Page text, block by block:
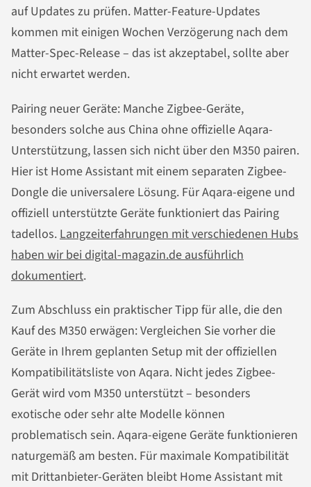
auf Updates zu prüfen. Matter-Feature-Updates
kommen mit einigen Wochen Verzögerung nach dem
Matter-Spec-Release – das ist akzeptabel, sollte aber
nicht erwartet werden.
Pairing neuer Geräte: Manche Zigbee-Geräte,
besonders solche aus China ohne offizielle Aqara-
Unterstützung, lassen sich nicht über den M350 pairen.
Hier ist Home Assistant mit einem separaten Zigbee-
Dongle die universalere Lösung. Für Aqara-eigene und
offiziell unterstützte Geräte funktioniert das Pairing
tadellos. Langzeiterfahrungen mit verschiedenen Hubs
haben wir bei digital-magazin.de ausführlich
dokumentiert.
Zum Abschluss ein praktischer Tipp für alle, die den
Kauf des M350 erwägen: Vergleichen Sie vorher die
Geräte in Ihrem geplanten Setup mit der offiziellen
Kompatibilitätsliste von Aqara. Nicht jedes Zigbee-
Gerät wird vom M350 unterstützt – besonders
exotische oder sehr alte Modelle können
problematisch sein. Aqara-eigene Geräte funktionieren
naturgemäß am besten. Für maximale Kompatibilität
mit Drittanbieter-Geräten bleibt Home Assistant mit